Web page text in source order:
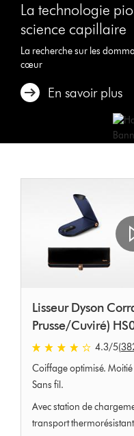
La technologie
science capillaire
La recherche sur les
cœur
En savoir plus
Lisseur Dyson
Prusse/Cuviré)
4.3
stars
out
from
4.3/5
Coiffage optimisé.
Sans fil.
Avec station de
transport